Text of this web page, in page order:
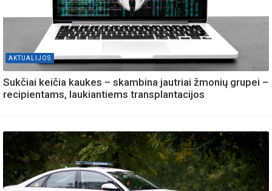
AKTUALIJOS
Sukčiai keičia kaukes – skambina jautriai žmonių grupei –
recipientams, laukiantiems transplantacijos